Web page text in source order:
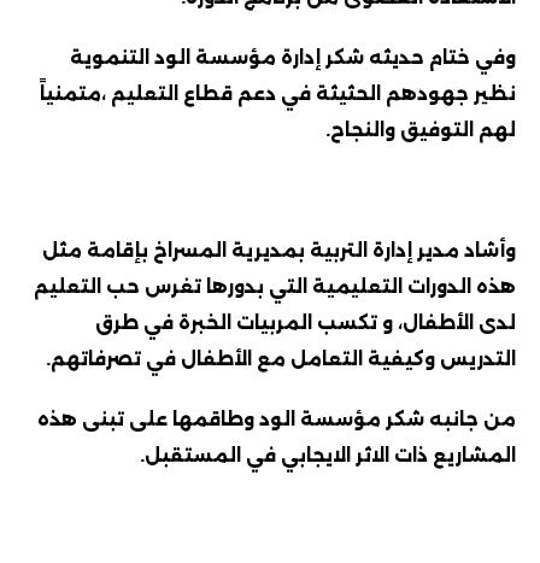
وفي ختام حديثه شكر إدارة مؤسسة الود التنموية
نظير جهودهم الحثيثة في دعم قطاع التعليم ،متمنياً
لهم التوفيق والنجاح.
وأشاد مدير إدارة التربية بمديرية المسراخ بإقامة مثل
هذه الدورات التعليمية التي بدورها تغرس حب التعليم
لدى الأطفال، و تكسب المربيات الخبرة في طرق
التدريس وكيفية التعامل مع الأطفال في تصرفاتهم.
من جانبه شكر مؤسسة الود وطاقمها على تبنى هذه
المشاريع ذات الاثر الايجابي في المستقبل.